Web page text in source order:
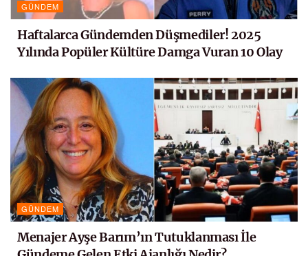
GÜNDEM
Haftalarca Gündemden Düşmediler! 2025
Yılında Popüler Kültüre Damga Vuran 10 Olay
GÜNDEM
Menajer Ayşe Barım’ın Tutuklanması İle